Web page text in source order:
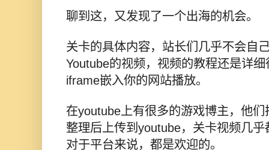
聊到这，又发现了一个出海的机会。
关卡的具体内容，站长们几乎不会自
Youtube的视频，视频的教程还是详
iframe嵌入你的网站播放。
在youtube上有很多的游戏博主，他
整理后上传到youtube，关卡视频几
对于平台来说，都是欢迎的。